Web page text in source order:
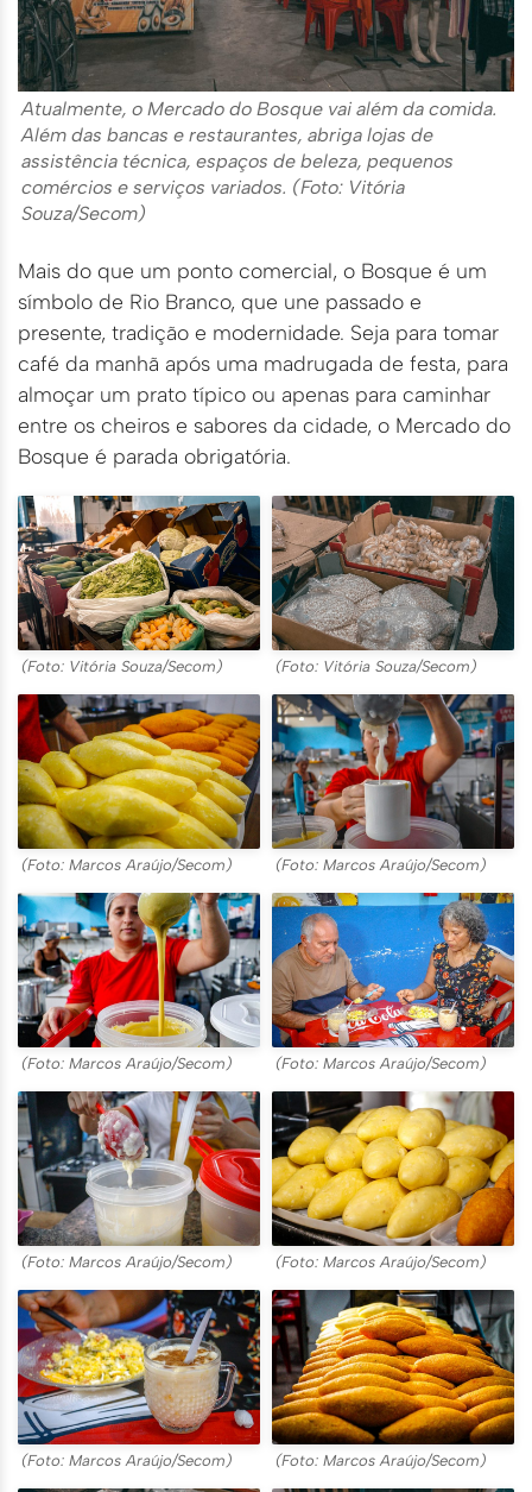
Atualmente, o Mercado do Bosque vai além da comida.
Além das bancas e restaurantes, abriga lojas de
assistência técnica, espaços de beleza, pequenos
comércios e serviços variados. (Foto: Vitória
Souza/Secom)
Mais do que um ponto comercial, o Bosque é um
símbolo de Rio Branco, que une passado e
presente, tradição e modernidade. Seja para tomar
café da manhã após uma madrugada de festa, para
almoçar um prato típico ou apenas para caminhar
entre os cheiros e sabores da cidade, o Mercado do
Bosque é parada obrigatória.
(Foto: Vitória Souza/Secom) (Foto: Vitória Souza/Secom)
(Foto: Marcos Araújo/Secom) (Foto: Marcos Araújo/Secom)
(Foto: Marcos Araújo/Secom) (Foto: Marcos Araújo/Secom)
(Foto: Marcos Araújo/Secom) (Foto: Marcos Araújo/Secom)
(Foto: Marcos Araújo/Secom) (Foto: Marcos Araújo/Secom)